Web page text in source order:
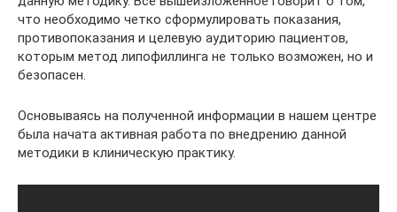
что необходимо четко сформулировать показания,
противопоказания и целевую аудиторию пациентов,
которым метод липофиллинга не только возможен, но и
безопасен.
Основываясь на полученной информации в нашем центре
была начата активная работа по внедрению данной
методики в клиническую практику.